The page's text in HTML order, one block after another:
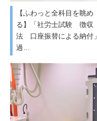
【ふわっと全科目を眺め
る】「社労士試験 徴収
法 口座振替による納付」
過…